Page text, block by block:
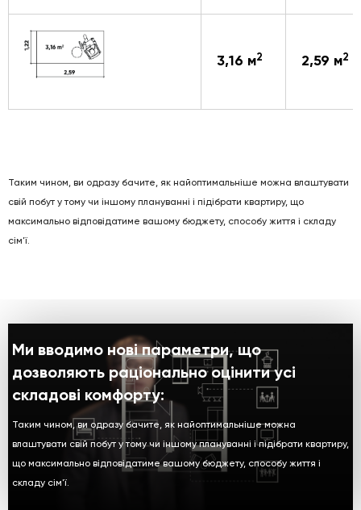
3,16 м2 2,59 м2
Таким чином, ви одразу бачите, як найоптимальніше можна влаштувати
свій побут у тому чи іншому плануванні і підібрати квартиру, що
максимально відповідатиме вашому бюджету, способу життя і складу
сім'ї.
Ми вводимо нові параметри, що
дозволяють раціонально оцінити усі
складові комфорту:
Таким чином, ви одразу бачите, як найоптимальніше можна
влаштувати свій побут у тому чи іншому плануванні і підібрати квартиру,
що максимально відповідатиме вашому бюджету, способу життя і
складу сім'ї.